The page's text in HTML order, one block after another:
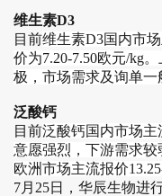
维生素D3
目前维生素D3国内市
价为7.20-7.50欧元/kg
极，市场需求及询单一
泛酸钙
目前泛酸钙国内市场主
意愿强烈，下游需求较
欧洲市场主流报价
7月25日，华辰生物进